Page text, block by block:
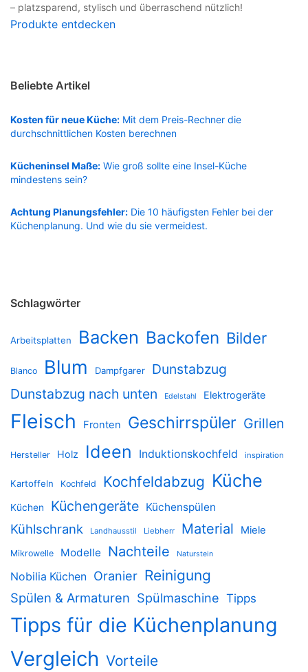
– platzsparend, stylisch und überraschend nützlich!
Produkte entdecken
Beliebte Artikel
Kosten für neue Küche: Mit dem Preis-Rechner die
durchschnittlichen Kosten berechnen
Kücheninsel Maße: Wie groß sollte eine Insel-Küche
mindestens sein?
Achtung Planungsfehler: Die 10 häufigsten Fehler bei der
Küchenplanung. Und wie du sie vermeidest.
Schlagwörter
Arbeitsplatten Backen Backofen Bilder
Blanco Blum Dampfgarer
Dunstabzug
Dunstabzug nach unten
Edelstahl Elektrogeräte
Fleisch Fronten Geschirrspüler Grillen
Hersteller Holz Ideen Induktionskochfeld inspiration
Kartoffeln Kochfeld Kochfeldabzug Küche
Küchen Küchengeräte Küchenspülen
Kühlschrank Landhausstil Liebherr Material Miele
Mikrowelle Modelle Nachteile Naturstein
Nobilia Küchen Oranier Reinigung
Spülen & Armaturen Spülmaschine Tipps
Tipps für die Küchenplanung
Vergleich Vorteile